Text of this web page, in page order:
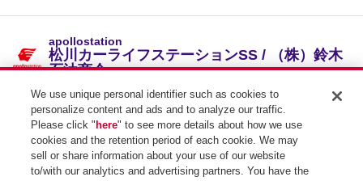
apollostation
松川カーライフステーションSS / （株）鈴木
石油商会
住所：福島県福島市清水町字一本松１-１８
電話番号：024-549-9621
SSコード：122815
We use unique personal identifier such as cookies to
personalize content and ads and to analyze our traffic.
Please click " here" to see more details about how we use
cookies and the retention period of each cookie. We may
sell or share information about your use of our website
to/with our analytics and advertising partners. You have the